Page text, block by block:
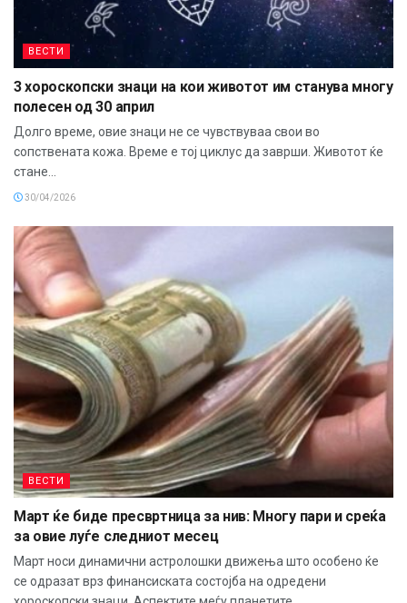
ВЕСТИ
3 хороскопски знаци на кои животот им станува многу
полесен од 30 април
Долго време, овие знаци не се чувствуваа свои во
сопствената кожа. Време е тој циклус да заврши. Животот ќе
стане...
30/04/2026
ВЕСТИ
Март ќе биде пресвртница за нив: Многу пари и среќа
за овие луѓе следниот месец
Март носи динамични астролошки движења што особено ќе
се одразат врз финансиската состојба на одредени